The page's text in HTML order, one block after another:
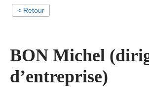
< Retour
BON Michel
d’entreprise)